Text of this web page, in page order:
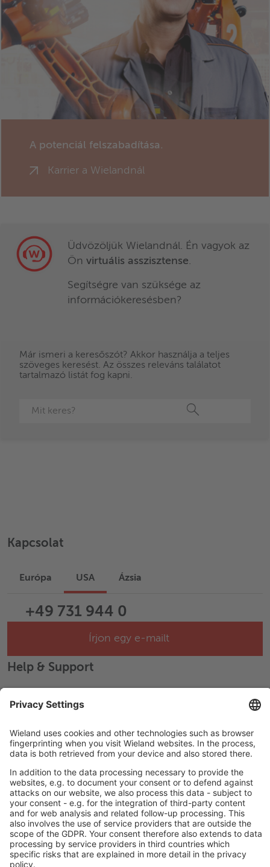
A potenciál felszabadítása.
Karrier a Wielandnál
Üdvözöljük Wielandnál. Én vagyok az
Ön virtuális asszisztense.
Segítségre van szüksége az
információkeresésben?
Már ismeri a keresőszót? Akkor használja a teljes
szöveges keresést. Az összes releváns találatot
tartalmazó listát fog kapni.
Kapcsolat
Európa USA Ázsia
+49 731 944 0
Írjon egy e-mailt
Help & Support
Career
LEGAL LINKS
Adatvédelmi szabályzat
Impresszum
Ledelse